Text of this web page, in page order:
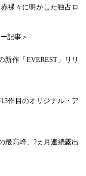
裸々に明かした独占ロ
記事＞
作「EVEREST」リリ
作目のオリジナル・ア
最高峰、2ヵ月連続露出